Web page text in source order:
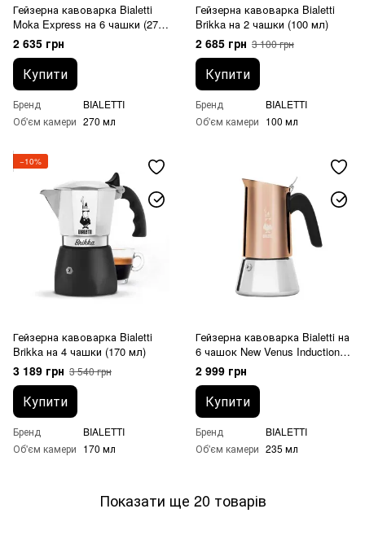
Гейзерна кавоварка Bialetti
Moka Express на 6 чашки (270
мл) Чорна
2 635 грн
Купити
Бренд
BIALETTI
Об'єм камери 270 мл
Гейзерна кавоварка Bialetti
Brikka на 2 чашки (100 мл)
2 685 грн 3 100 грн
Купити
Бренд
BIALETTI
Об'єм камери 100 мл
−10%
Гейзерна кавоварка Bialetti
Brikka на 4 чашки (170 мл)
3 189 грн 3 540 грн
Купити
Бренд
BIALETTI
Об'єм камери 170 мл
Гейзерна кавоварка Bialetti на
6 чашок New Venus Induction
(235 мл)
2 999 грн
Купити
Бренд
BIALETTI
Об'єм камери 235 мл
Показати ще 20 товарів